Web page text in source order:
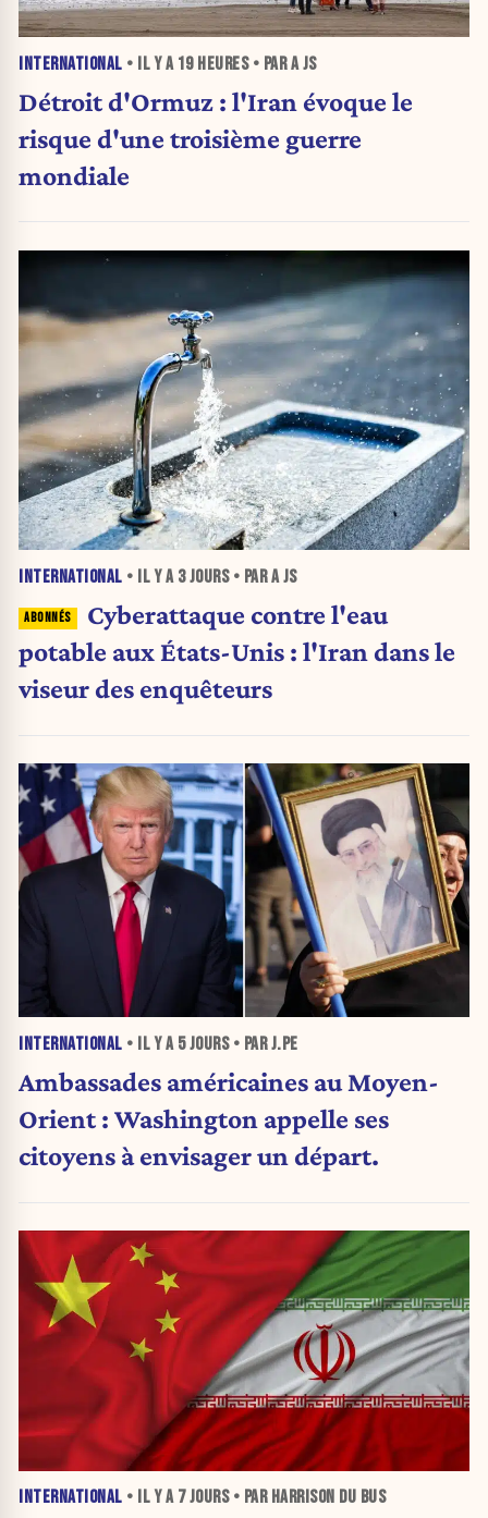
INTERNATIONAL • IL Y A 19 HEURES• PAR A JS
Détroit d'Ormuz : l'Iran évoque le
risque d'une troisième guerre
mondiale
INTERNATIONAL • IL Y A 3 JOURS• PAR A JS
Cyberattaque contre l'eau
potable aux États-Unis : l'Iran dans le
viseur des enquêteurs
INTERNATIONAL • IL Y A 5 JOURS• PAR J.PE
Ambassades américaines au Moyen-
Orient : Washington appelle ses
citoyens à envisager un départ.
INTERNATIONAL • IL Y A 7 JOURS• PAR HARRISON DU BUS